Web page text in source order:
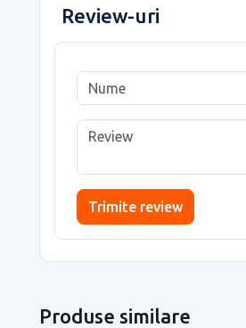
Review-uri
Trimite review
Produse similare